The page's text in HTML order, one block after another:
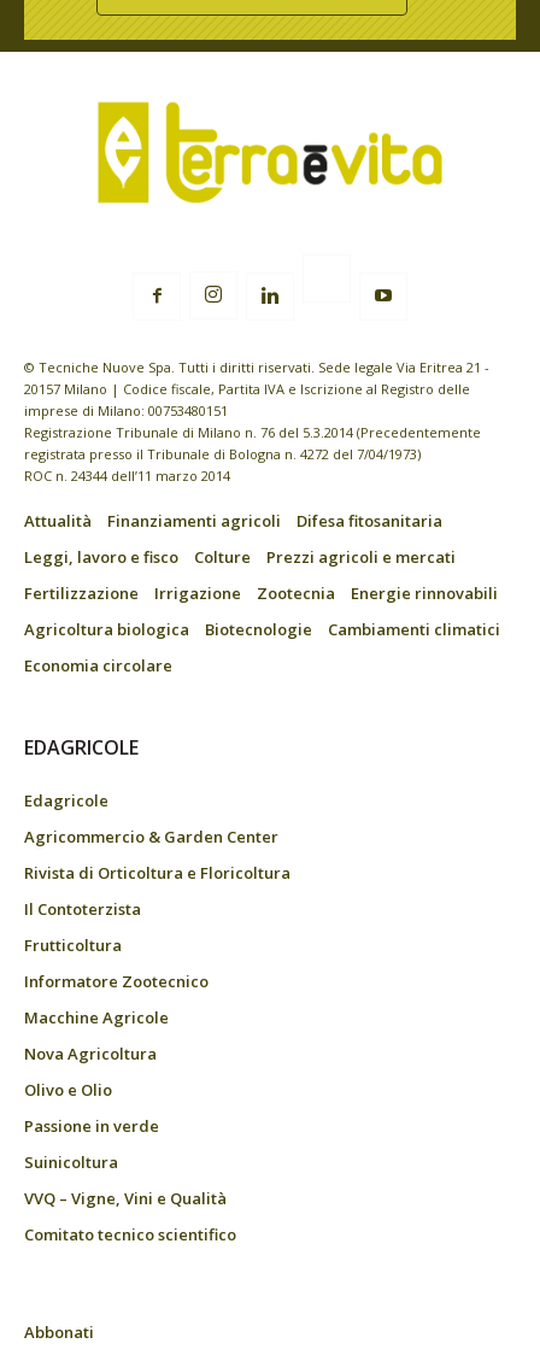
© Tecniche Nuove Spa. Tutti i diritti riservati. Sede legale Via Eritrea 21 -
20157 Milano | Codice fiscale, Partita IVA e Iscrizione al Registro delle
imprese di Milano: 00753480151
Registrazione Tribunale di Milano n. 76 del 5.3.2014 (Precedentemente
registrata presso il Tribunale di Bologna n. 4272 del 7/04/1973)
ROC n. 24344 dell’11 marzo 2014
Attualità Finanziamenti agricoli
Difesa fitosanitaria
Leggi, lavoro e fisco
Colture
Prezzi agricoli e mercati
Fertilizzazione
Irrigazione Zootecnia
Energie rinnovabili
Agricoltura biologica
Biotecnologie
Cambiamenti climatici
Economia circolare
EDAGRICOLE
Edagricole
Agricommercio & Garden Center
Rivista di Orticoltura e Floricoltura
Il Contoterzista
Frutticoltura
Informatore Zootecnico
Macchine Agricole
Nova Agricoltura
Olivo e Olio
Passione in verde
Suinicoltura
VVQ – Vigne, Vini e Qualità
Comitato tecnico scientifico
Abbonati